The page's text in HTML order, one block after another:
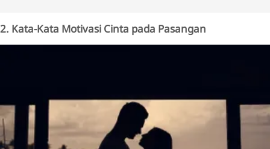
2. Kata-Kata Motivasi Cinta pada Pasangan